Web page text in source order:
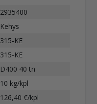
2935400
Kehys
315-KE
315-KE
D400 40 tn
10 kg/kpl
126,40 €/kpl